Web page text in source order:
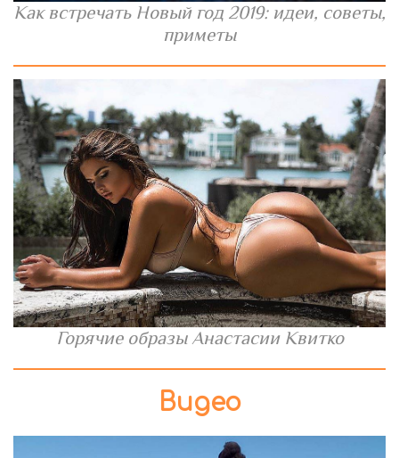
Как встречать Новый год 2019: идеи, советы,
приметы
Горячие образы Анастасии Квитко
Видео